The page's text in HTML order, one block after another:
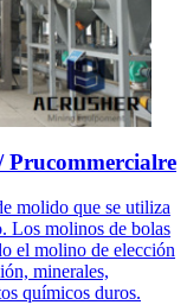
Prucommercialre
molido que se utiliza
Los molinos de bolas
el molino de elección
minerales,
químicos duros.